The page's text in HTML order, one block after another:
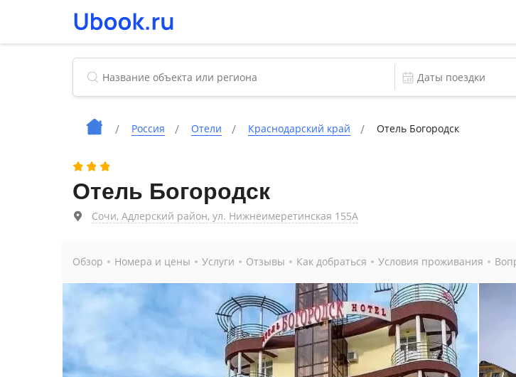
Россия Отели Краснодарский край Отель Богородск
Отель Богородск
Сочи, Адлерский район, ул. Нижнеимеретинская 155А
Обзор Номера и цены Услуги Отзывы Как добраться Условия проживания